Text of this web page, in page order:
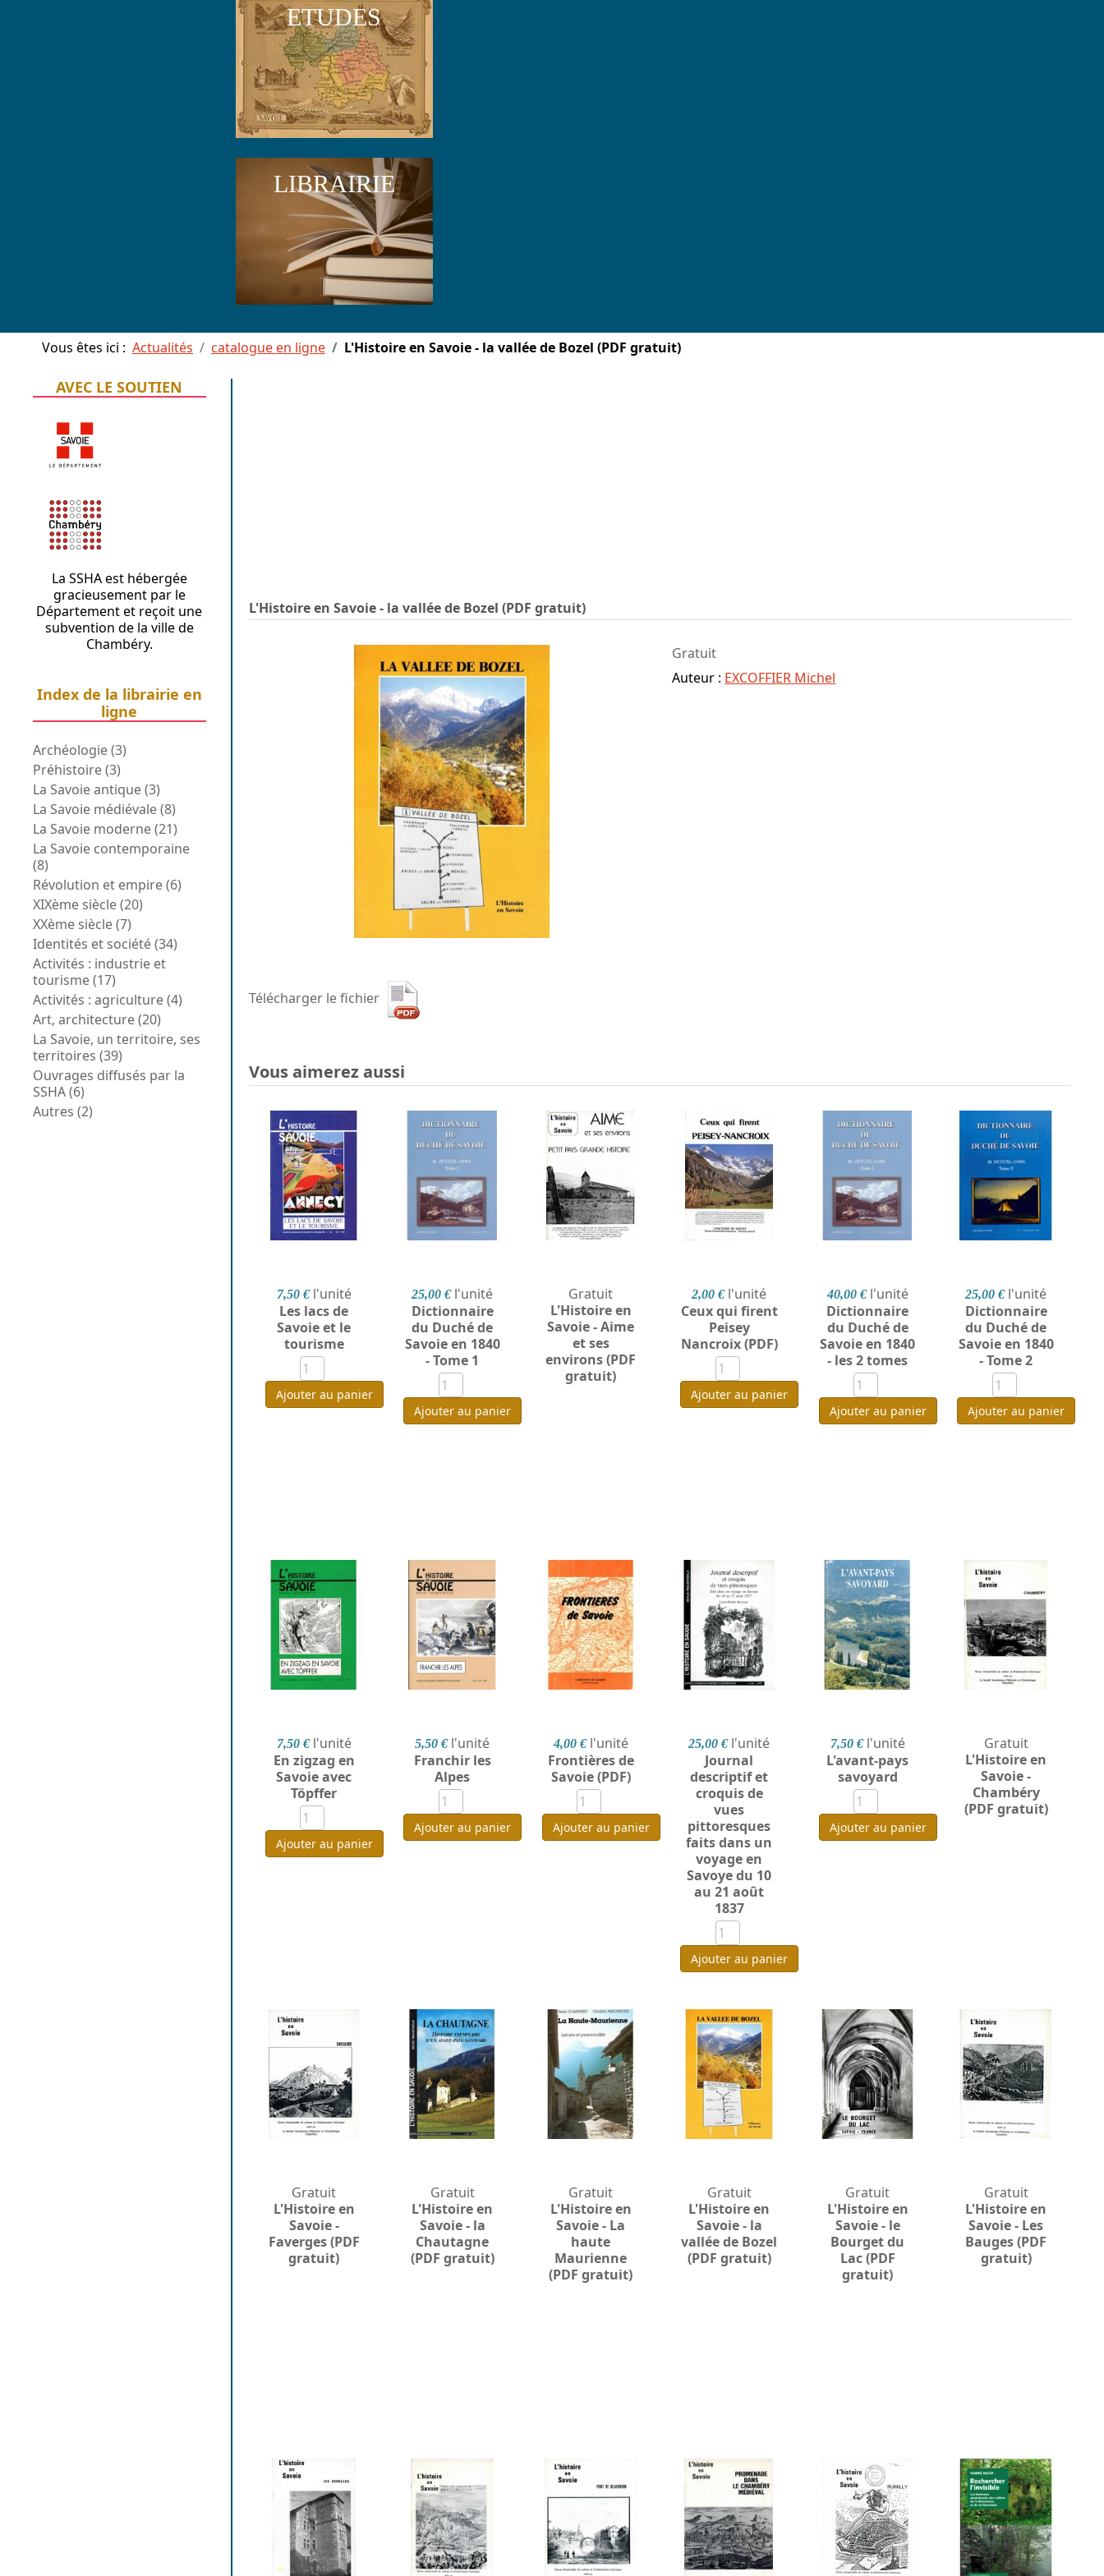
ETUDES
LIBRAIRIE
Vous êtes ici : Actualités catalogue en ligne L'Histoire en Savoie - la vallée de Bozel (PDF gratuit)
AVEC LE SOUTIEN
La SSHA est hébergée
gracieusement par le
Département et reçoit une
subvention de la ville de
Chambéry.
Index de la librairie en
ligne
Archéologie (3)
Préhistoire (3)
La Savoie antique (3)
La Savoie médiévale (8)
La Savoie moderne (21)
La Savoie contemporaine
(8)
Révolution et empire (6)
XIXème siècle (20)
XXème siècle (7)
Identités et société (34)
Activités : industrie et
tourisme (17)
Activités : agriculture (4)
Art, architecture (20)
La Savoie, un territoire, ses
territoires (39)
Ouvrages diffusés par la
SSHA (6)
Autres (2)
L'Histoire en Savoie - la vallée de Bozel (PDF gratuit)
Gratuit
Auteur : EXCOFFIER Michel
Télécharger le fichier
Vous aimerez aussi
7,50 € l'unité
Les lacs de
Savoie et le
tourisme
Ajouter au panier
25,00 € l'unité
Dictionnaire
du Duché de
Savoie en 1840
- Tome 1
Ajouter au panier
Gratuit
L'Histoire en
Savoie - Aime
et ses
environs (PDF
gratuit)
2,00 € l'unité
Ceux qui firent
Peisey
Nancroix (PDF)
Ajouter au panier
40,00 € l'unité
Dictionnaire
du Duché de
Savoie en 1840
- les 2 tomes
Ajouter au panier
25,00 € l'unité
Dictionnaire
du Duché de
Savoie en 1840
- Tome 2
Ajouter au panier
7,50 € l'unité
En zigzag en
Savoie avec
Töpffer
Ajouter au panier
5,50 € l'unité
Franchir les
Alpes
Ajouter au panier
4,00 € l'unité
Frontières de
Savoie (PDF)
Ajouter au panier
25,00 € l'unité
Journal
descriptif et
croquis de
vues
pittoresques
faits dans un
voyage en
Savoye du 10
au 21 août
1837
Ajouter au panier
7,50 € l'unité
L'avant-pays
savoyard
Ajouter au panier
Gratuit
L'Histoire en
Savoie -
Chambéry
(PDF gratuit)
Gratuit
L'Histoire en
Savoie -
Faverges (PDF
gratuit)
Gratuit
L'Histoire en
Savoie - la
Chautagne
(PDF gratuit)
Gratuit
L'Histoire en
Savoie - La
haute
Maurienne
(PDF gratuit)
Gratuit
L'Histoire en
Savoie - la
vallée de Bozel
(PDF gratuit)
Gratuit
L'Histoire en
Savoie - le
Bourget du
Lac (PDF
gratuit)
Gratuit
L'Histoire en
Savoie - Les
Bauges (PDF
gratuit)